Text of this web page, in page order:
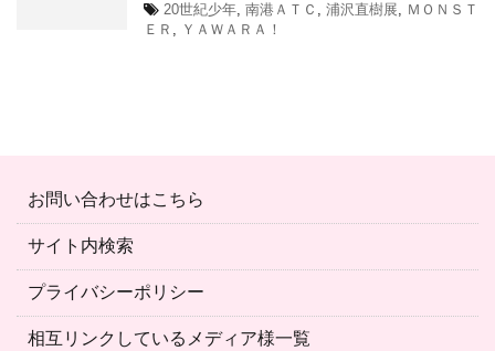
20世紀少年, 南港ＡＴＣ , 浦沢直樹展, ＭＯＮＳＴ
ＥＲ , ＹＡＷＡＲＡ！
お問い合わせはこちら
サイト内検索
プライバシーポリシー
相互リンクしているメディア様一覧